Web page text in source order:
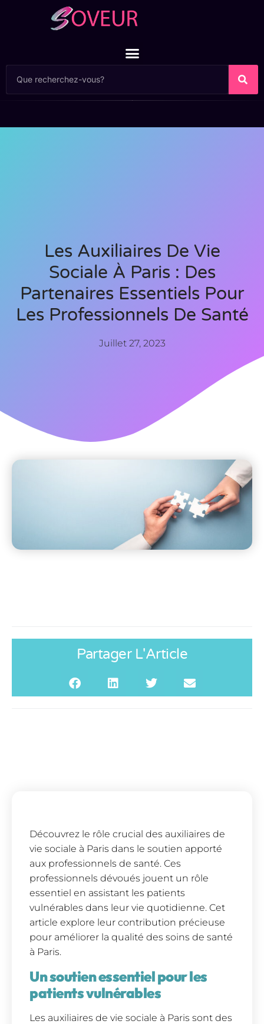
Les Auxiliaires De Vie
Sociale À Paris : Des
Partenaires Essentiels Pour
Les Professionnels De Santé
Juillet 27, 2023
Partager L'Article
Découvrez le rôle crucial des auxiliaires de
vie sociale à Paris dans le soutien apporté
aux professionnels de santé. Ces
professionnels dévoués jouent un rôle
essentiel en assistant les patients
vulnérables dans leur vie quotidienne. Cet
article explore leur contribution précieuse
pour améliorer la qualité des soins de santé
à Paris.
Un soutien essentiel pour les
patients vulnérables
Les auxiliaires de vie sociale à Paris sont des